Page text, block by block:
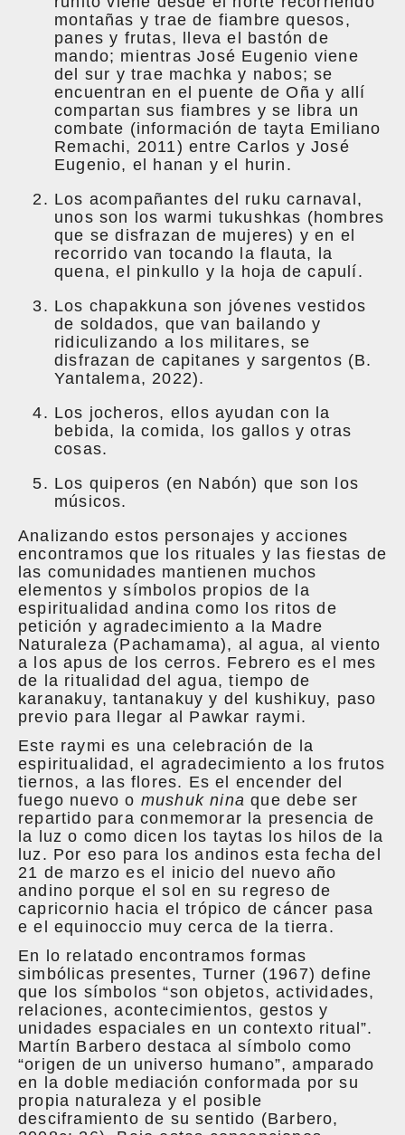
montañas y trae de fiambre quesos,
panes y frutas, lleva el bastón de
mando; mientras José Eugenio viene
del sur y trae machka y nabos; se
encuentran en el puente de Oña y allí
compartan sus fiambres y se libra un
combate (información de tayta Emiliano
Remachi, 2011) entre Carlos y José
Eugenio, el hanan y el hurin.
Los acompañantes del ruku carnaval,
unos son los warmi tukushkas (hombres
que se disfrazan de mujeres) y en el
recorrido van tocando la flauta, la
quena, el pinkullo y la hoja de capulí.
Los chapakkuna son jóvenes vestidos
de soldados, que van bailando y
ridiculizando a los militares, se
disfrazan de capitanes y sargentos (B.
Yantalema, 2022).
Los jocheros, ellos ayudan con la
bebida, la comida, los gallos y otras
cosas.
Los quiperos (en Nabón) que son los
músicos.
Analizando estos personajes y acciones
encontramos que los rituales y las fiestas de
las comunidades mantienen muchos
elementos y símbolos propios de la
espiritualidad andina como los ritos de
petición y agradecimiento a la Madre
Naturaleza (Pachamama), al agua, al viento
a los apus de los cerros. Febrero es el mes
de la ritualidad del agua, tiempo de
karanakuy, tantanakuy y del kushikuy, paso
previo para llegar al Pawkar raymi.
Este raymi es una celebración de la
espiritualidad, el agradecimiento a los frutos
tiernos, a las flores. Es el encender del
fuego nuevo o mushuk nina que debe ser
repartido para conmemorar la presencia de
la luz o como dicen los taytas los hilos de la
luz. Por eso para los andinos esta fecha del
21 de marzo es el inicio del nuevo año
andino porque el sol en su regreso de
capricornio hacia el trópico de cáncer pasa
e el equinoccio muy cerca de la tierra.
En lo relatado encontramos formas
simbólicas presentes, Turner (1967) define
que los símbolos “son objetos, actividades,
relaciones, acontecimientos, gestos y
unidades espaciales en un contexto ritual”.
Martín Barbero destaca al símbolo como
“origen de un universo humano”, amparado
en la doble mediación conformada por su
propia naturaleza y el posible
desciframiento de su sentido (Barbero,